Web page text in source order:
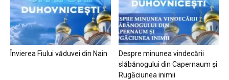
Învierea Fiului văduvei din Nain
Despre minunea vindecării
slăbănogului din Capernaum și
Rugăciunea inimii